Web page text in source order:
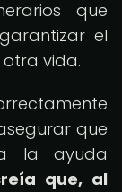
que
el
vida.
que
la ayuda
que, al